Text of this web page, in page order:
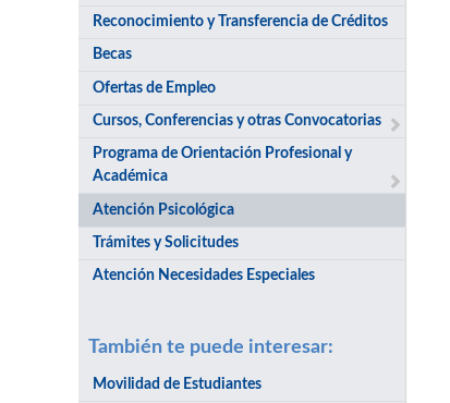
Reconocimiento y Transferencia de Créditos
Becas
Ofertas de Empleo
Cursos, Conferencias y otras Convocatorias
Programa de Orientación Profesional y
Académica
Atención Psicológica
Trámites y Solicitudes
Atención Necesidades Especiales
También te puede interesar:
Movilidad de Estudiantes